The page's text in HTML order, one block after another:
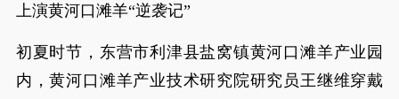
上演黄河口滩羊“逆袭记”
初夏时节，东营市利津县盐窝镇黄河口滩羊产业园
内，黄河口滩羊产业技术研究院研究员王继维穿戴